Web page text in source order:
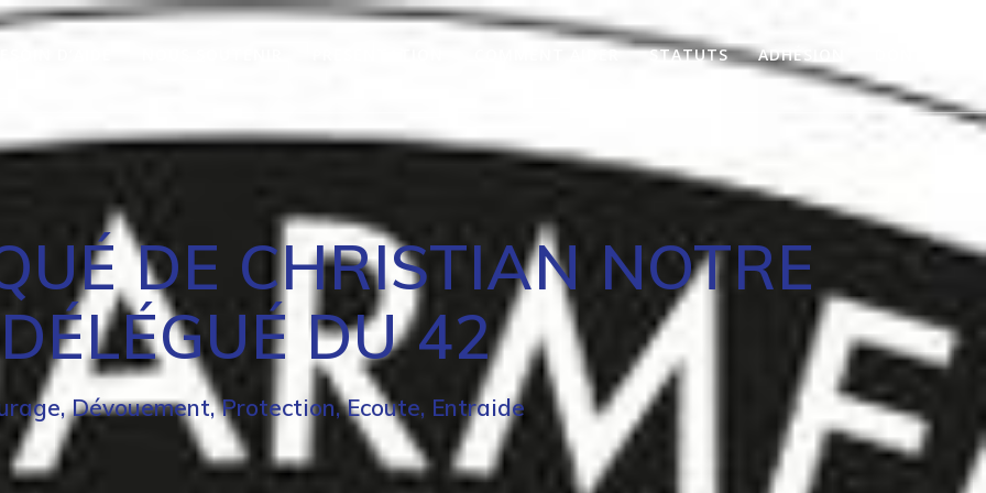
COMMENT AIDER STATUTS ADHÉSION
DE CHRISTIAN NOTRE
DÉLÉGUÉ DU 42
Dévouement, Protection, Ecoute, Entraide